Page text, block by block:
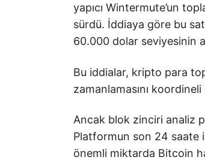
yapıcı Wintermute’un
sürdü. İddiaya göre bu
60.000 dolar seviyesinin
Bu iddialar, kripto para
zamanlamasını
Ancak blok zinciri analiz
Platformun son 24 saate
önemli miktarda Bitcoin